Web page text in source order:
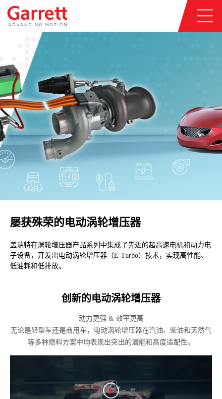
屡获殊荣的电动涡轮增压器
盖瑞特在涡轮增压器产品系列中集成了先进的超高速电机和动力电
子设备，开发出电动涡轮增压器（E-Turbo）技术，实现高性能、
低油耗和低排放。
创新的电动涡轮增压器
动力更强 & 效率更高
无论是轻型车还是商用车，电动涡轮增压器在汽油、柴油和天然气
等多种燃料方案中均表现出突出的潜能和高度适配性。